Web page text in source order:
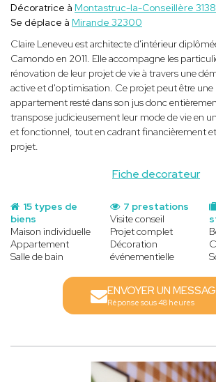
Fiche decorateur
Décoratrice à Montastruc-la-Conseillère
Se déplace à Mirande 32300
Claire Leneveu est architecte d'intérieur
Camondo en 2011. Elle accompagne les
rénovation de leur projet de vie à travers une
active et d'optimisation. Ce projet peut être une
appartement resté dans son jus donc
transpose judicieusement leur mode de vie en
et fonctionnel, tout en cadrant financièrement
projet.
15 types de
biens
Maison individuelle
Appartement
Salle de bain
7 prestations
Visite conseil
Projet complet
Décoration
événementielle
ENVOYER UN
Réponse sous 48 heures